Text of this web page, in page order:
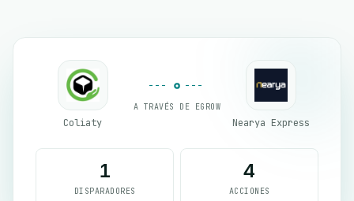
Coliaty
A TRAVÉS DE EGROW
Nearya Express
1
DISPARADORES
4
ACCIONES